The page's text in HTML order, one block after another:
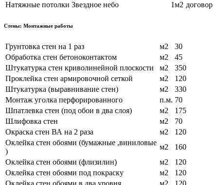
Натяжные потолки Звездное небо
1м2 договор
Стены: Монтажные работы
Грунтовка стен на 1 раз м2
30
Обработка стен бетоноконтактом
м2
45
Штукатурка стен криволинейной плоскости
м2
350
Проклейка стен армировочной сеткой
м2
120
Штукатурка (выравнивание стен)
м2
330
Монтаж уголка перфорированного
п.м. 70
Шпатлевка стен (под обои в два слоя)
м2
175
Шлифовка стен
м2
70
Окраска стен ВА на 2 раза
м2
120
Оклейка стен обоями (бумажные ,виниловые
)
м2
160
Оклейка стен обоями (флизилин)
м2
120
Оклейка стен обоями под покраску
м2
120